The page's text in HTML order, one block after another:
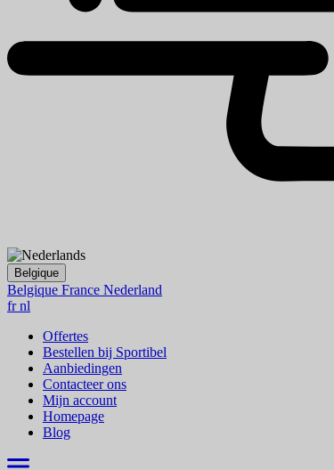
Belgique
Belgique France Nederland
fr nl
Offertes
Bestellen bij Sportibel
Aanbiedingen
Contacteer ons
Mijn account
Homepage
Blog